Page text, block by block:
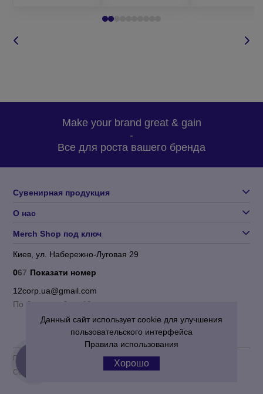
Make your brand great & gain
-
Все для роста вашего бренда
Сувенирная продукция
О нас
Merch Shop под ключ
Киев, ул. Набережно-Луговая 29
067 Показати номер
12corp.ua@gmail.com
По будням с 9 до 18
Пользовательское соглашение|Политика конфиденциальности
Corporation 12
© 2012-2026 Все права защищены.
Данный сайт использует cookie для улучшения
пользовательского интерфейса
Правила использования
Хорошо